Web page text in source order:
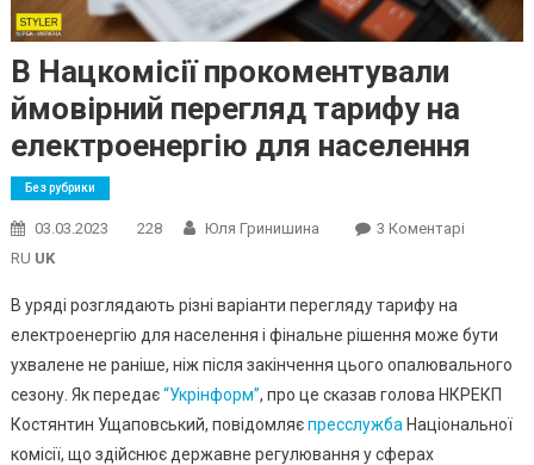
В Нацкомісії прокоментували
ймовірний перегляд тарифу на
електроенергію для населення
Без рубрики
03.03.2023 228 Юля Гринишина 3 КоментаріДо
Перегляд
Тарифу
На
RU UK
В уряді розглядають різні варіанти перегляду тарифу на
електроенергію для населення і фінальне рішення може бути
ухвалене не раніше, ніж після закінчення цього опалювального
сезону. Як передає“Укрінформ”, про це сказав голова НКРЕКП
Костянтин Ущаповський, повідомляєпресслужба Національної
комісії, що здійснює державне регулювання у сферах